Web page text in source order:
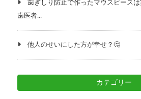
歯ぎしり防止で作ったマウスピース
歯医者...
他人のせいにした方が幸せ？🤔
カテゴリー